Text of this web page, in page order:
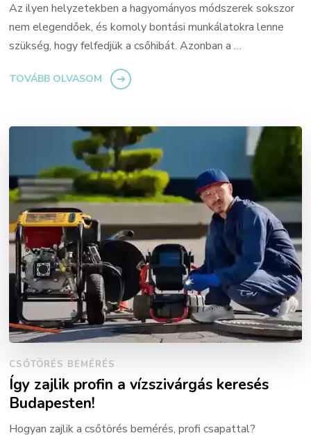
Az ilyen helyzetekben a hagyományos módszerek sokszor
nem elegendőek, és komoly bontási munkálatokra lenne
szükség, hogy felfedjük a csőhibát. Azonban a …
TOVÁBB OLVASOM
CSŐTÖRÉS BEMÉRÉS
Így zajlik profin a vízszivárgás keresés
Budapesten!
Hogyan zajlik a csőtörés bemérés, profi csapattal?